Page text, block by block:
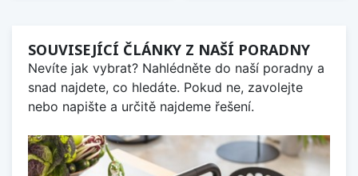
SOUVISEJÍCÍ ČLÁNKY Z NAŠÍ PORADNY
Nevíte jak vybrat? Nahlédněte do naší poradny a
snad najdete, co hledáte. Pokud ne, zavolejte
nebo napište a určitě najdeme řešení.